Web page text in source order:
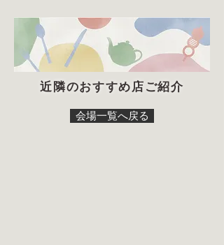
近隣のおすすめ店ご紹介
会場一覧へ戻る